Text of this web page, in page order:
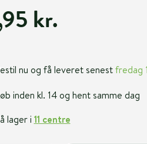
kr.
nu og få leveret senestfredag
inden kl. 14 og hent samme dag
lager i 11 centre